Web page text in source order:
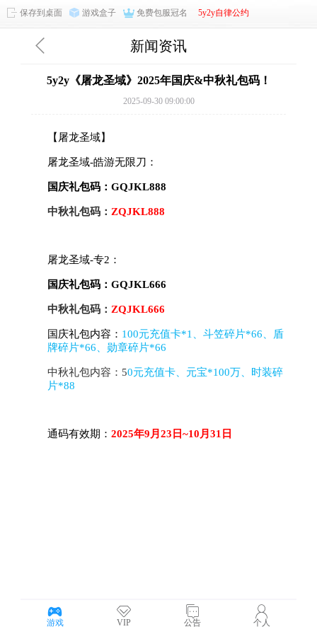
保存到桌面 游戏盒子 免费包服冠名 5y2y自律公约
新闻资讯
5y2y《屠龙圣域》2025年国庆&中秋礼包码！
2025-09-30 09:00:00
游戏 VIP 公告 个人